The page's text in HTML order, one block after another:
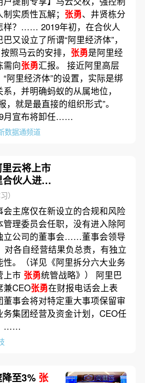
实质性瓦解； 张勇、井贤栋分
样？…… 2019年初，在合伙人
又设立了所谓“阿里经济体”，
照马云的安排， 张勇是阿里经
需向张勇汇报。 接近阿里高层
阿里经济体”的设置，实际是绑
，并明确蚂蚁的从属地位，
，就是最直接的组织形式”。
月宣布将卸任……
数据通频道
云将上市
伙人进董
）
会主席仅在新设立的合规和风险
管理委员会任职，没有进入除阿
立公司的董事会……董事会领导
对各自经营结果负总责，有独立
。（详见《阿里拆分六大业务
上市 张勇统管战略》） 阿里巴
兼CEO张勇在财报电话会上表
事会将对特定重大事项保留审
集团经营及资金计划，CEO任
……
至3% 张